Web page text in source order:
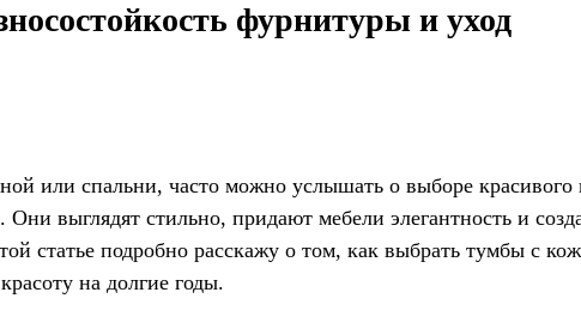
фурнитуры и уход
или спальни, часто можно услышать о выборе
выглядят стильно, придают мебели элегантность и
статье подробно расскажу о том, как выбрать тумбы с
на долгие годы.